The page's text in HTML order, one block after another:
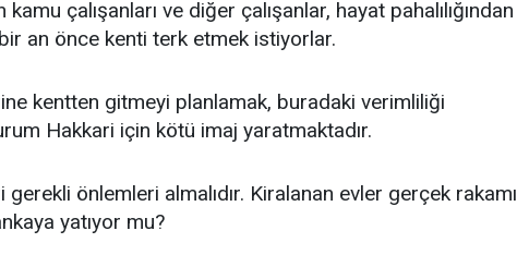
çalışanları ve diğer çalışanlar, hayat pahalılığından
an önce kenti terk etmek istiyorlar.
kentten gitmeyi planlamak, buradaki verimliliği
Hakkari için kötü imaj yaratmaktadır.
önlemleri almalıdır. Kiralanan evler gerçek rakamı
yatıyor mu?